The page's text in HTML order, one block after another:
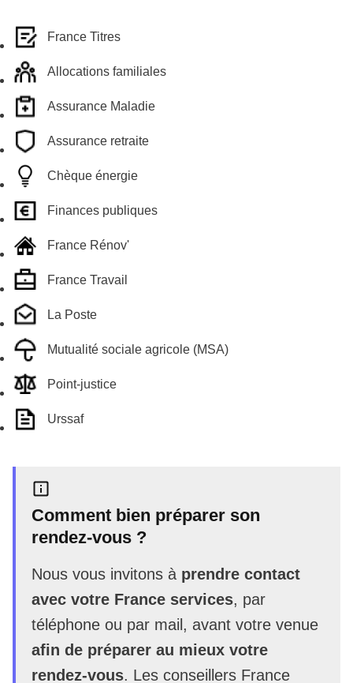
France Titres
Allocations familiales
Assurance Maladie
Assurance retraite
Chèque énergie
Finances publiques
France Rénov'
France Travail
La Poste
Mutualité sociale agricole (MSA)
Point-justice
Urssaf
Comment bien préparer son
rendez-vous ?
Nous vous invitons à prendre contact
avec votre France services, par
téléphone ou par mail, avant votre venue
afin de préparer au mieux votre
rendez-vous. Les conseillers France